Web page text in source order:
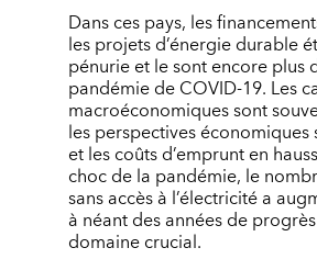
Dans ces pays, les
les projets d’énergie durable
pénurie et le sont encore plus
pandémie de COVID-19. Les
macroéconomiques sont
les perspectives
et les coûts d’emprunt en
choc de la pandémie, le
sans accès à l’électricité a
à néant des années de
domaine crucial.